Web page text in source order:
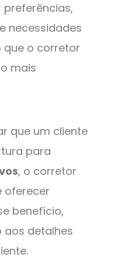
necessidades
que o corretor
mais
que um cliente
para
, o corretor
oferecer
benefício,
detalhes